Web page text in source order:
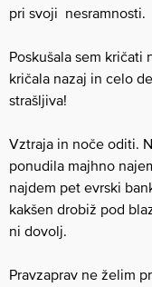
pri svoji nesramnosti.
Poskušala sem kričati
kričala nazaj in celo
strašljiva!
Vztraja in noče oditi.
ponudila majhno
najdem pet evrski
kakšen drobiž pod
ni dovolj.
Pravzaprav ne želim